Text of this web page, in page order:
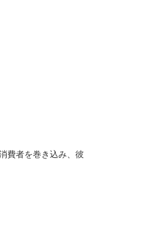
費者を巻き込み、彼